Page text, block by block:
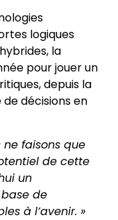
logiques
la
pour jouer un
depuis la
de décisions en
ne faisons que
de cette
un
de
à l’avenir. »